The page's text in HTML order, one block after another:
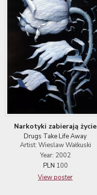
Narkotyki zabierają życie
Drugs Take Life Away
Artist: Wieslaw Wałkuski
Year: 2002
PLN 100
View poster